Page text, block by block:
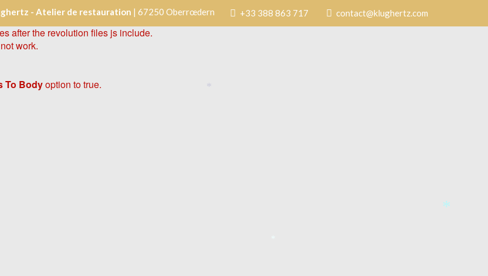
- Atelier de restauration | 67250 Oberrœdern +33 388 863 717 contact@klughertz.com
after the revolution files js include.
work.
To Bodyoption to true.
*